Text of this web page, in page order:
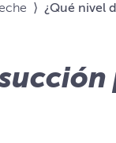
⟩ ¿Qué nivel